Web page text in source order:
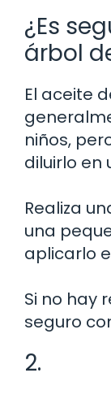
¿Es
árbol
El aceite
niños,
diluirlo en
Realiza
una
aplicarlo
Si no hay
seguro
2.